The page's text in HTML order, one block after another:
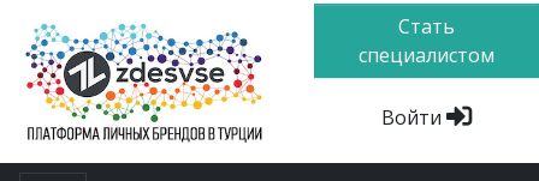
Стать
специалистом
Войти